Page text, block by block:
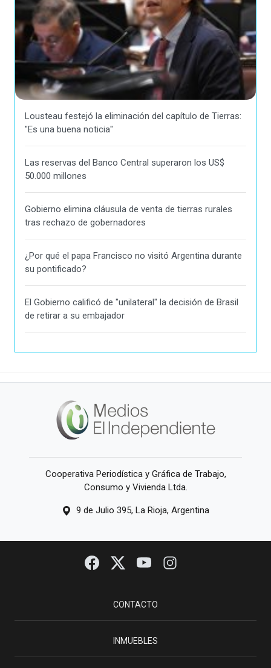
Lousteau festejó la eliminación del capítulo de Tierras:
"Es una buena noticia"
Las reservas del Banco Central superaron los US$
50.000 millones
Gobierno elimina cláusula de venta de tierras rurales
tras rechazo de gobernadores
¿Por qué el papa Francisco no visitó Argentina durante
su pontificado?
El Gobierno calificó de "unilateral" la decisión de Brasil
de retirar a su embajador
Cooperativa Periodística y Gráfica de Trabajo,
Consumo y Vivienda Ltda.
9 de Julio 395, La Rioja, Argentina
CONTACTO
INMUEBLES